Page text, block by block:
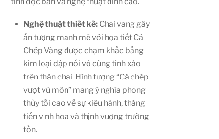
Nghệ thuật thiết kế: Chai vang gây
ấn tượng mạnh mẽ với họa tiết Cá
Chép Vàng được chạm khắc bằng
kim loại dập nổi vô cùng tinh xảo
trên thân chai. Hình tượng “Cá chép
vượt vũ môn” mang ý nghĩa phong
thủy tối cao về sự kiêu hãnh, thăng
tiến vinh hoa và thịnh vượng trường
tồn.